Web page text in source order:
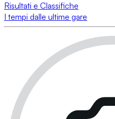
Risultati e Classifiche
I tempi dalle ultime gare